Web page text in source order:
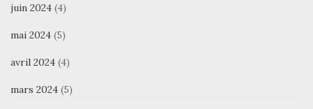
juin 2024 (4)
mai 2024 (5)
avril 2024 (4)
mars 2024 (5)